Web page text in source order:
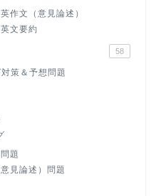
作文（意見論述）
文要約
58
策＆予想問題
題
見論述）問題